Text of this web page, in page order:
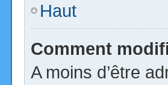
Haut
Comment
A moins d’être